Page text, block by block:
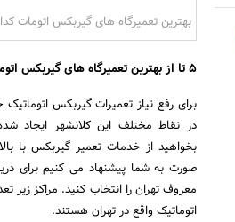
بهترین تعمیرگاه های گیربکس اتومات
5 تا از بهترین تعمیرگاه های گیربکس اتوماتیک در تهران
برای رفع نیاز تعمیرات گیربکس
در نقاط مختلف این کلانشهر ایجاد
بخواهید از خدمات تعمیر گیربکس با
صورت به شما پیشنهاد می کنیم برای
معروف تهران را انتخاب کنید. مراکز زیر
اتوماتیک واقع در تهران هستند.